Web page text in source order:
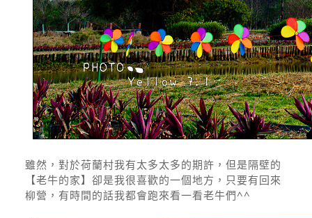
雖然，對於荷蘭村我有太多太多的期許，但是隔壁的
【老牛的家】卻是我很喜歡的一個地方，只要有回來
柳營，有時間的話我都會跑來看一看老牛們^^